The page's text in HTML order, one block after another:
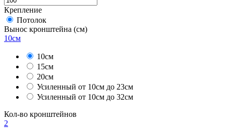
Крепление
Потолок
Вынос кронштейна (см)
10см
10см
15см
20см
Усиленный от 10см до 23см
Усиленный от 10см до 32см
Кол-во кронштейнов
2